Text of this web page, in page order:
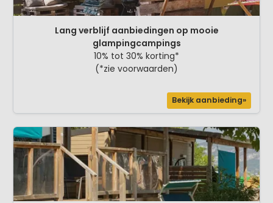
Lang verblijf aanbiedingen op mooie
glampingcampings
10% tot 30% korting*
(*zie voorwaarden)
Bekijk aanbieding»